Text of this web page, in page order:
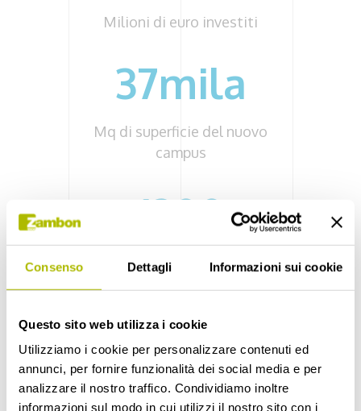
Consenso Dettagli Informazioni sui cookie
Questo sito web utilizza i cookie
Utilizziamo i cookie per personalizzare contenuti ed
annunci, per fornire funzionalità dei social media e per
analizzare il nostro traffico. Condividiamo inoltre
informazioni sul modo in cui utilizzi il nostro sito con i
Milioni di euro investiti
37mila
Mq di superficie del nuovo
campus
1200
Persone che il campus potrà
SCOPRI DI PIÙ